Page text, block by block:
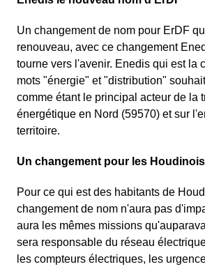
Un changement de nom pour ErDF
renouveau, avec ce changement
tourne vers l'avenir. Enedis qui est la
mots "énergie" et "distribution"
comme étant le principal acteur de la
énergétique en Nord (59570) et sur
territoire.
Un changement pour les
Pour ce qui est des habitants de
changement de nom n'aura pas
aura les mêmes missions
sera responsable du réseau
les compteurs électriques, les